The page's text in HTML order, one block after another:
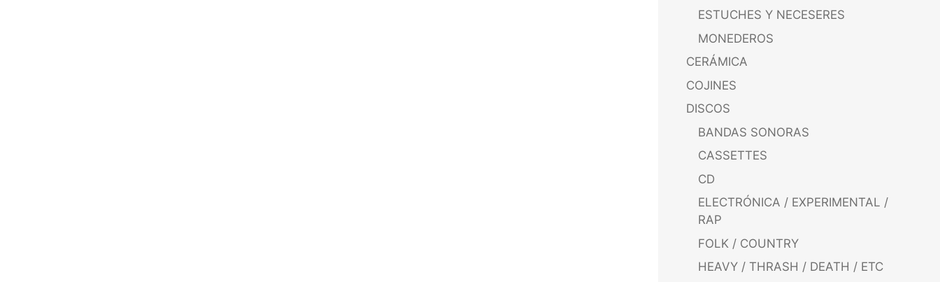
ESTUCHES Y NECESERES
MONEDEROS
CERÁMICA
COJINES
DISCOS
BANDAS SONORAS
CASSETTES
CD
ELECTRÓNICA / EXPERIMENTAL /
RAP
FOLK / COUNTRY
HEAVY / THRASH / DEATH / ETC